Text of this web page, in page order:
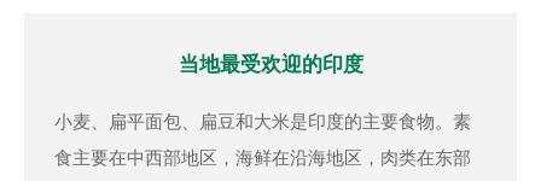
当地最受欢迎的印度
小麦、扁平面包、扁豆和大米是印度的主要食物。素
食主要在中西部地区，海鲜在沿海地区，肉类在东部